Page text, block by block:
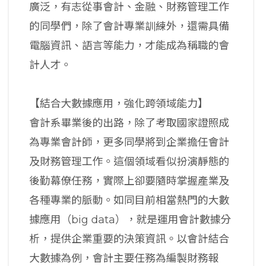
廣泛，有志從事會計、金融、財務管理工作
的同學們，除了會計專業訓練外，還需具備
電腦資訊、語言等能力，才能成為稱職的會
計人才。
【結合大數據應用，強化跨領域能力】
會計系畢業後的出路，除了考取國家證照成
為專業會計師，更多同學將到企業擔任會計
及財務管理工作。這個領域看似扮演靜態的
後勤幕僚任務，實際上卻要隨時掌握產業及
各種專業的脈動。如同目前相當熱門的大數
據應用（big data），就是運用會計數據分
析，提供企業重要的決策資訊。以會計結合
大數據為例，會計主要任務為編製財務報